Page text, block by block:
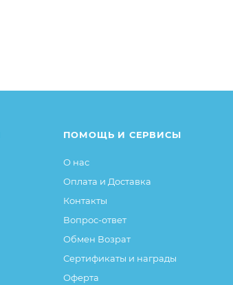
ПОМОЩЬ И СЕРВИСЫ
О нас
Оплата и Доставка
Контакты
Вопрос-ответ
Обмен Возрат
Сертификаты и награды
Оферта